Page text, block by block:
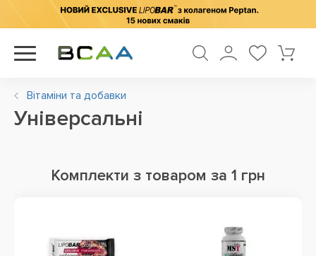
Вітаміни та добавки
Універсальні
Комплекти з товаром за 1 грн